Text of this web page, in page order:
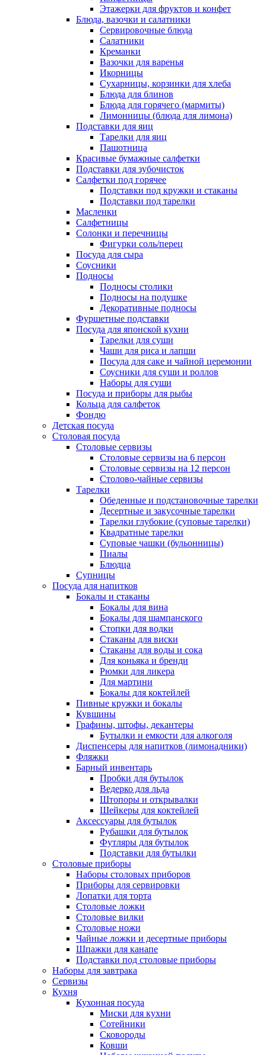
Этажерки для фруктов и конфет
Блюда, вазочки и салатники
Сервировочные блюда
Салатники
Креманки
Вазочки для варенья
Икорницы
Сухарницы, корзинки для хлеба
Блюда для блинов
Блюда для горячего (мармиты)
Лимонницы (блюда для лимона)
Подставки для яиц
Тарелки для яиц
Пашотница
Красивые бумажные салфетки
Подставки для зубочисток
Салфетки под горячее
Подставки под кружки и стаканы
Подставки под тарелки
Масленки
Салфетницы
Солонки и перечницы
Фигурки соль/перец
Посуда для сыра
Соусники
Подносы
Подносы столики
Подносы на подушке
Декоративные подносы
Фуршетные подставки
Посуда для японской кухни
Тарелки для суши
Чаши для риса и лапши
Посуда для саке и чайной церемонии
Соусники для суши и роллов
Наборы для суши
Посуда и приборы для рыбы
Кольца для салфеток
Фондю
Детская посуда
Столовая посуда
Столовые сервизы
Столовые сервизы на 6 персон
Столовые сервизы на 12 персон
Столово-чайные сервизы
Тарелки
Обеденные и подстановочные тарелки
Десертные и закусочные тарелки
Тарелки глубокие (суповые тарелки)
Квадратные тарелки
Суповые чашки (бульонницы)
Пиалы
Блюдца
Супницы
Посуда для напитков
Бокалы и стаканы
Бокалы для вина
Бокалы для шампанского
Стопки для водки
Стаканы для виски
Стаканы для воды и сока
Для коньяка и бренди
Рюмки для ликера
Для мартини
Бокалы для коктейлей
Пивные кружки и бокалы
Кувшины
Графины, штофы, декантеры
Бутылки и емкости для алкоголя
Диспенсеры для напитков (лимонадники)
Фляжки
Барный инвентарь
Пробки для бутылок
Ведерко для льда
Штопоры и открывалки
Шейкеры для коктейлей
Аксессуары для бутылок
Рубашки для бутылок
Футляры для бутылок
Подставки для бутылки
Столовые приборы
Наборы столовых приборов
Приборы для сервировки
Лопатки для торта
Столовые ложки
Столовые вилки
Столовые ножи
Чайные ложки и десертные приборы
Шпажки для канапе
Подставки под столовые приборы
Наборы для завтрака
Сервизы
Кухня
Кухонная посуда
Миски для кухни
Сотейники
Сковороды
Ковши